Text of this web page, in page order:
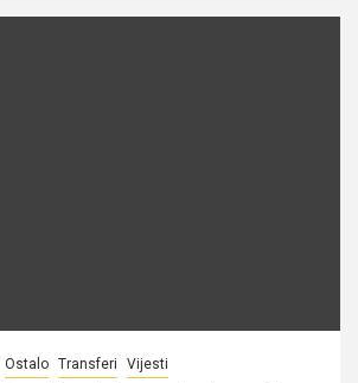
Ostalo Transferi Vijesti